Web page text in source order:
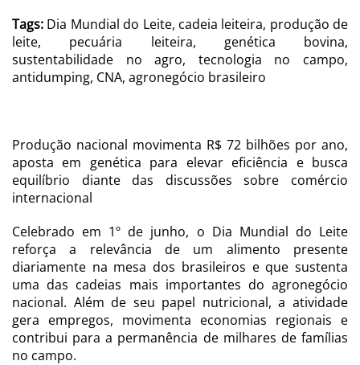
Tags: Dia Mundial do Leite, cadeia leiteira, produção de
leite, pecuária leiteira, genética bovina,
sustentabilidade no agro, tecnologia no campo,
antidumping, CNA, agronegócio brasileiro
Produção nacional movimenta R$ 72 bilhões por ano,
aposta em genética para elevar eficiência e busca
equilíbrio diante das discussões sobre comércio
internacional
Celebrado em 1º de junho, o Dia Mundial do Leite
reforça a relevância de um alimento presente
diariamente na mesa dos brasileiros e que sustenta
uma das cadeias mais importantes do agronegócio
nacional. Além de seu papel nutricional, a atividade
gera empregos, movimenta economias regionais e
contribui para a permanência de milhares de famílias
no campo.